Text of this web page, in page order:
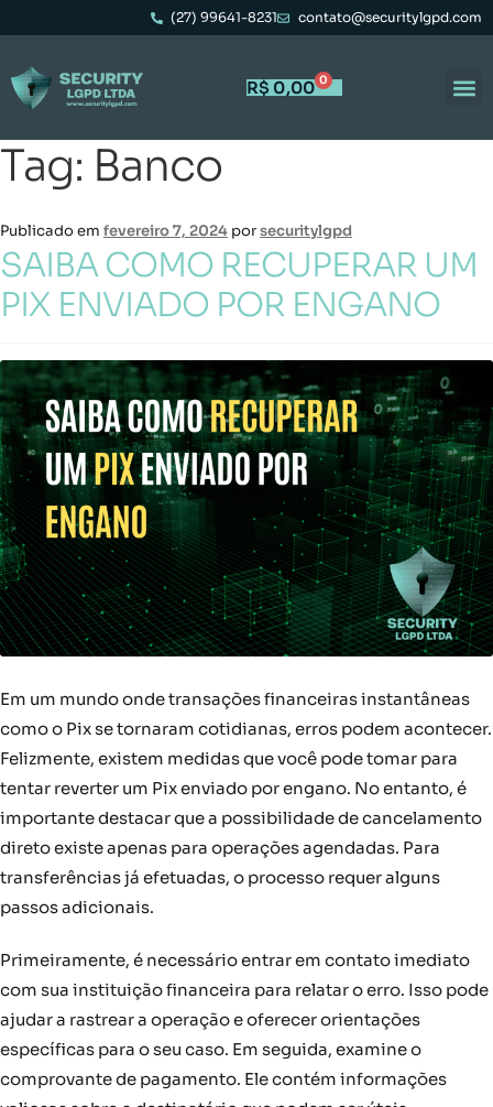
(27) 99641-8231 contato@securitylgpd.com
R$ 0,00 0
Tag: Banco
Publicado em fevereiro 7, 2024 porsecuritylgpd
SAIBA COMO RECUPERAR UM
PIX ENVIADO POR ENGANO
Em um mundo onde transações financeiras instantâneas
como o Pix se tornaram cotidianas, erros podem acontecer.
Felizmente, existem medidas que você pode tomar para
tentar reverter um Pix enviado por engano. No entanto, é
importante destacar que a possibilidade de cancelamento
direto existe apenas para operações agendadas. Para
transferências já efetuadas, o processo requer alguns
passos adicionais.
Primeiramente, é necessário entrar em contato imediato
com sua instituição financeira para relatar o erro. Isso pode
ajudar a rastrear a operação e oferecer orientações
específicas para o seu caso. Em seguida, examine o
comprovante de pagamento. Ele contém informações